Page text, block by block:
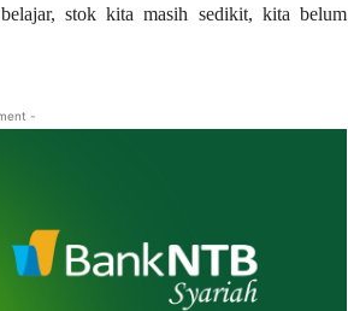
stok kita masih sedikit, kita belum
-